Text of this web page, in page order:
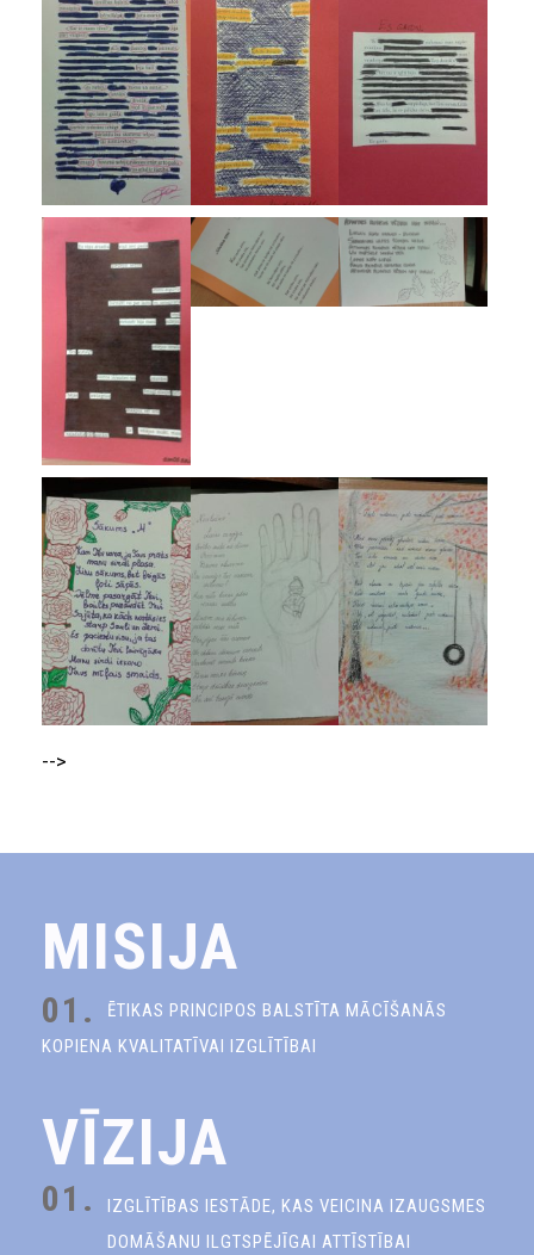
-->
MISIJA
01.
ĒTIKAS PRINCIPOS BALSTĪTA MĀCĪŠANĀS
KOPIENA KVALITATĪVAI IZGLĪTĪBAI
VĪZIJA
01.
IZGLĪTĪBAS IESTĀDE, KAS VEICINA IZAUGSMES
DOMĀŠANU ILGTSPĒJĪGAI ATTĪSTĪBAI